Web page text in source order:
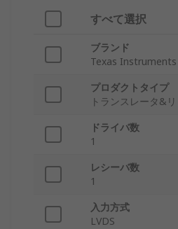
すべて選択
ブランド
Texas Instruments
プロダクトタイプ
トランスレータ&
ドライバ数
1
レシーバ数
1
入力方式
LVDS